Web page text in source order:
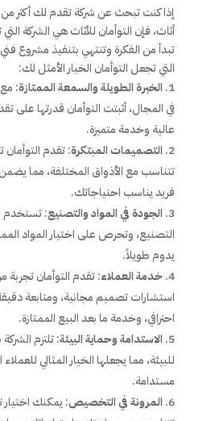
إذا كنت تبحث عن شركة تقدم لك أكثر
أثاث، فإن التوأمان للأثاث هي الشركة
تبدأ من الفكرة وتنتهي بتنفيذ مشروع
التي تجعل التوأمان الخيار الأمثل لك:
الخبرة الطويلة والسمعة الممتازة
في المجال، أثبتت التوأمان قدرتها
عالية وخدمة متميزة.
التصميمات المبتكرة: تقدم
تتناسب مع الأذواق المختلفة، مما
فريد يناسب احتياجاتك.
الجودة في المواد والتصنيع: تستخدم
التصنيع، وتحرص على اختيار المواد
يدوم طويلاً.
خدمة العملاء: تقدم التوأمان
استشارات تصميم مجانية، ومتابعة
احترافي، وخدمة ما بعد البيع الممتازة.
الاستدامة وحماية البيئة: تلتزم
للبيئة، مما يجعلها الخيار المثالي
مستدامة.
المرونة في التخصيص: يمكنك